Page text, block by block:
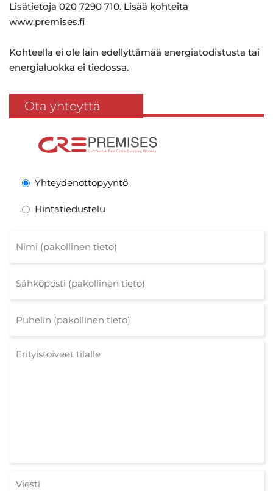
Lisätietoja 020 7290 710. Lisää kohteita
www.premises.fi
Kohteella ei ole lain edellyttämää energiatodistusta tai
energialuokka ei tiedossa.
Ota yhteyttä
Yhteydenottopyyntö
Hintatiedustelu